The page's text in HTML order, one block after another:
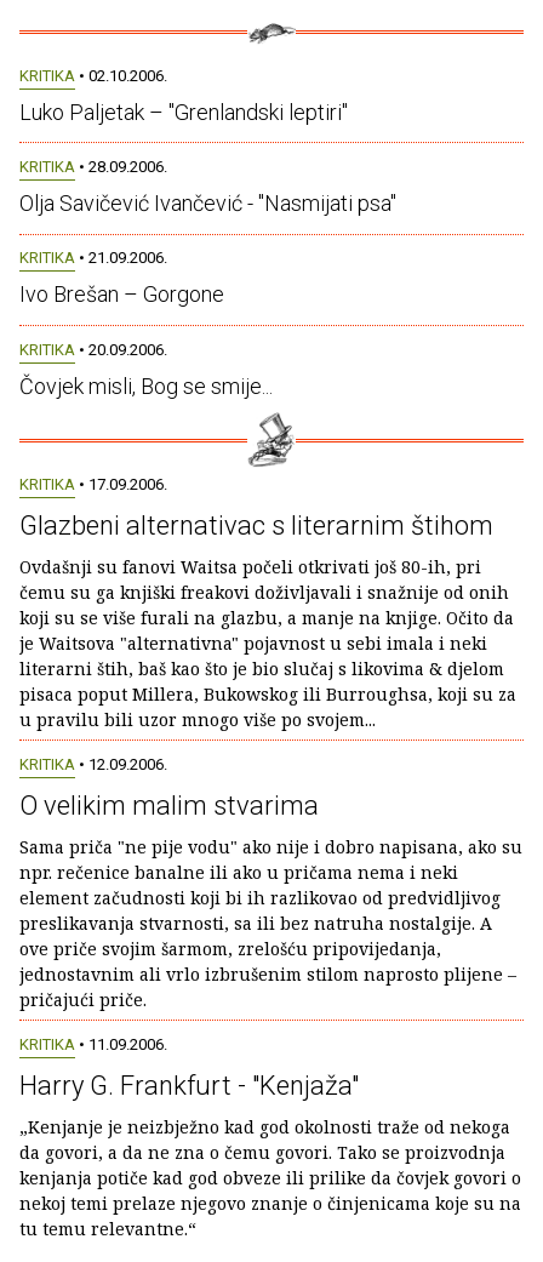
KRITIKA • 02.10.2006.
Luko Paljetak – "Grenlandski leptiri"
KRITIKA • 28.09.2006.
Olja Savičević Ivančević - "Nasmijati psa"
KRITIKA • 21.09.2006.
Ivo Brešan – Gorgone
KRITIKA • 20.09.2006.
Čovjek misli, Bog se smije...
KRITIKA • 17.09.2006.
Glazbeni alternativac s literarnim štihom
Ovdašnji su fanovi Waitsa počeli otkrivati još 80-ih, pri
čemu su ga knjiški freakovi doživljavali i snažnije od onih
koji su se više furali na glazbu, a manje na knjige. Očito da
je Waitsova "alternativna" pojavnost u sebi imala i neki
literarni štih, baš kao što je bio slučaj s likovima & djelom
pisaca poput Millera, Bukowskog ili Burroughsa, koji su za
u pravilu bili uzor mnogo više po svojem...
KRITIKA • 12.09.2006.
O velikim malim stvarima
Sama priča "ne pije vodu" ako nije i dobro napisana, ako su
npr. rečenice banalne ili ako u pričama nema i neki
element začudnosti koji bi ih razlikovao od predvidljivog
preslikavanja stvarnosti, sa ili bez natruha nostalgije. A
ove priče svojim šarmom, zrelošću pripovijedanja,
jednostavnim ali vrlo izbrušenim stilom naprosto plijene –
pričajući priče.
KRITIKA • 11.09.2006.
Harry G. Frankfurt - "Kenjaža"
„Kenjanje je neizbježno kad god okolnosti traže od nekoga
da govori, a da ne zna o čemu govori. Tako se proizvodnja
kenjanja potiče kad god obveze ili prilike da čovjek govori o
nekoj temi prelaze njegovo znanje o činjenicama koje su na
tu temu relevantne.“